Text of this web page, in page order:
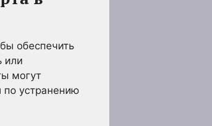
обеспечить
или
могут
по устранению